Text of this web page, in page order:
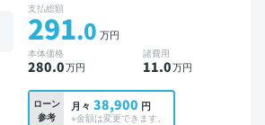
支払総額
291.0 万円
本体価格
280.0万円
諸費用
11.0万円
ローン
参考
月々 38,900 円
※金額は変更できます。